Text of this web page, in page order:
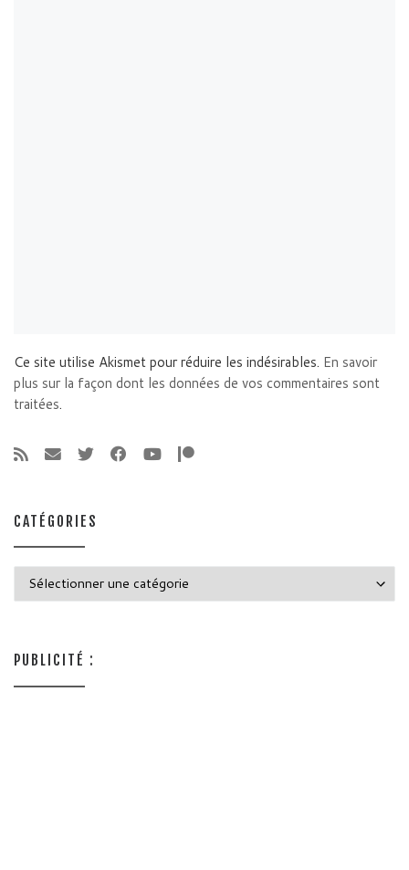
Ce site utilise Akismet pour réduire les indésirables. En savoir
plus sur la façon dont les données de vos commentaires sont
traitées.
CATÉGORIES
PUBLICITÉ :